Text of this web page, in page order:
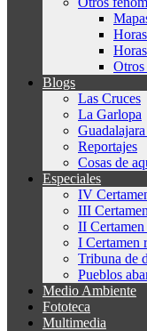
Otros
Blogs
Las Cruces
La Garlopa
Reportajes
Cosas de
Especiales
IV
III
II
I Certamen
Tribuna de
Pueblos
Medio Ambiente
Fototeca
Multimedia